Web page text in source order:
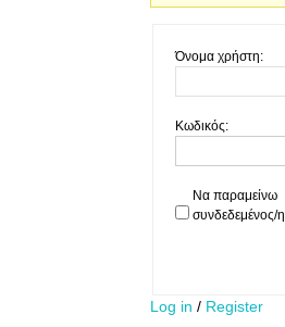
Όνομα χρήστη:
Κωδικός:
Να παραμείνω
συνδεδεμένος/η
Log in / Register